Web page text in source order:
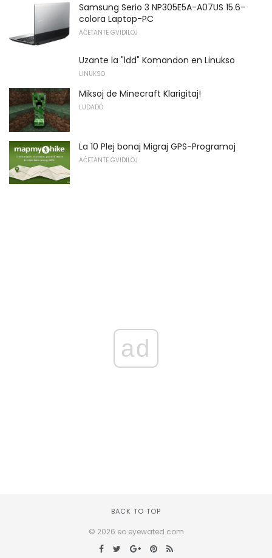
Samsung Serio 3 NP305E5A-A07US 15.6-
colora Laptop-PC
AĈETANTE GVIDILOJ
Uzante la "ldd" Komandon en Linukso
LINUKSO
Miksoj de Minecraft Klarigitaj!
LUDADO
La 10 Plej bonaj Migraj GPS-Programoj
AĈETANTE GVIDILOJ
ad
BACK TO TOP
© 2026 eo.eyewated.com